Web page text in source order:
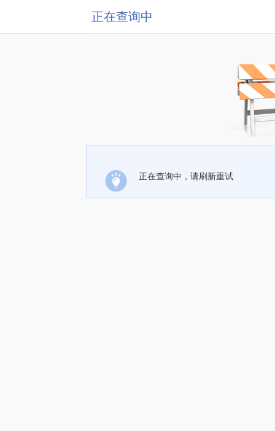
正在查询中
正在查询中，请刷新重试